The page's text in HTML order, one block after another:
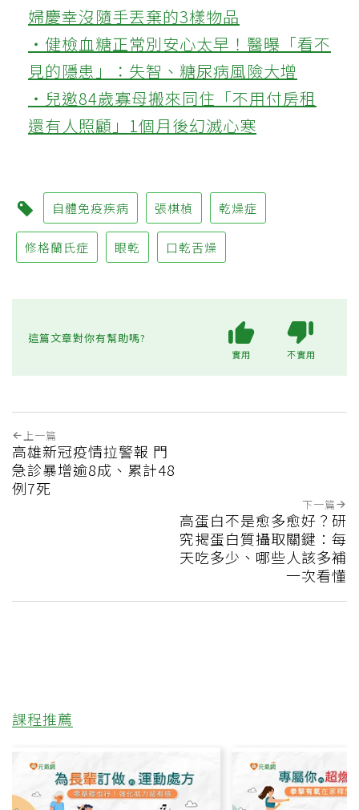
婦慶幸沒隨手丟棄的3樣物品
‧健檢血糖正常別安心太早！醫曝「看不
見的隱患」：失智、糖尿病風險大增
‧兒邀84歲寡母搬來同住「不用付房租
還有人照顧」1個月後幻滅心寒
自體免疫疾病 張棋楨 乾燥症
修格蘭氏症 眼乾 口乾舌燥
這篇文章對你有幫助嗎?
實用 不實用
上一篇
高雄新冠疫情拉警報 門
急診暴增逾8成、累計48
例7死
下一篇
高蛋白不是愈多愈好？研
究揭蛋白質攝取關鍵：每
天吃多少、哪些人該多補
一次看懂
課程推薦